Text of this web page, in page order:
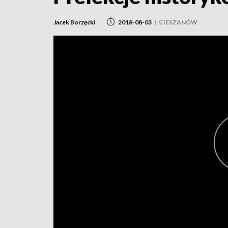
Jacek Borzęcki 2018-08-03 | CIESZANÓW